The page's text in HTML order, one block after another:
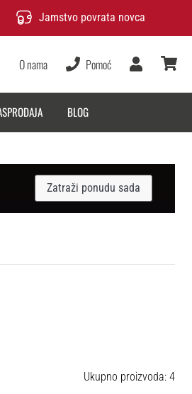
Jamstvo povrata novca
O nama Pomoć
Korisnik
BLOG
Zatraži ponudu sada
Ukupno proizvoda: 4